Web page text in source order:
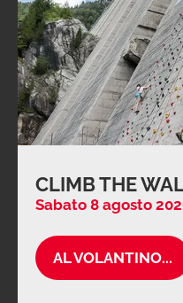
CLIMB THE
Sabato 8 agosto
AL VOLANTINO...